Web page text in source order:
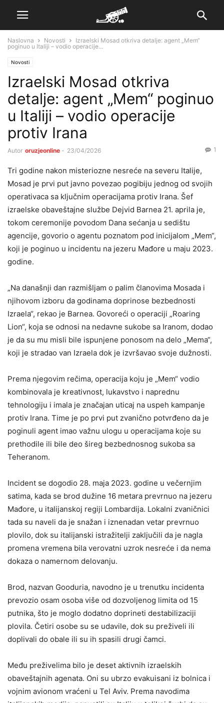
Naslovna Novosti
Izraelski Mosad otkriva detalje: agent „Mem“
poginuo u Italiji – vodio operacije...
Novosti
Izraelski Mosad otkriva
detalje: agent „Mem“ poginuo
u Italiji – vodio operacije
protiv Irana
Autor oruzjeonline - 23/04/2026 1
Tri godine nakon misteriozne nesreće na severu Italije,
Mosad je prvi put javno povezao pogibiju jednog od svojih
operativaca sa ključnim operacijama protiv Irana. Šef
izraelske obaveštajne službe Dejvid Barnea 21. aprila je,
tokom ceremonije povodom Dana sećanja u sedištu
agencije, govorio o agentu poznatom pod inicijalom „Mem“,
koji je poginuo u incidentu na jezeru Mađore u maju 2023.
godine.
„Na današnji dan razmišljam o palim članovima Mosada i
njihovom izboru da godinama doprinose bezbednosti
Izraela“, rekao je Barnea. Govoreći o operaciji „Roaring
Lion“, koja se odnosi na nedavne sukobe sa Iranom, dodao
je da su mu misli bile ispunjene ponosom na delo „Mema“,
koji je stradao van Izraela dok je izvršavao svoje dužnosti.
Prema njegovim rečima, operacija koju je „Mem“ vodio
kombinovala je kreativnost, lukavstvo i naprednu
tehnologiju i imala je značajan uticaj na uspeh kampanje
protiv Irana. Time je po prvi put zvanično potvrđeno da je
poginuli agent imao važnu ulogu u operacijama koje su
prethodile ili bile deo šireg bezbednosnog sukoba sa
Teheranom.
Incident se dogodio 28. maja 2023. godine u večernjim
satima, kada se brod dužine 16 metara prevrnuo na jezeru
Mađore, u italijanskoj regiji Lombardija. Lokalni zvaničnici
tada su naveli da je snažan i iznenadan vetar prevrnuo
plovilo, dok su italijanski istražitelji zaključili da je nagla
promena vremena bila verovatni uzrok nesreće i da nema
dokaza o namernom delovanju.
Brod, nazvan Gooduria, navodno je u trenutku incidenta
prevozio osam osoba više od dozvoljenog limita od 15
putnika, što je moglo dodatno doprineti destabilizaciji
plovila. Četiri osobe su se udavile, dok su preživeli ili
doplivali do obale ili su ih spasili drugi čamci.
Među preživelima bilo je deset aktivnih izraelskih
obaveštajnih agenata. Oni su ubrzo evakuisani iz bolnica i
vojnim avionom vraćeni u Tel Aviv. Prema navodima